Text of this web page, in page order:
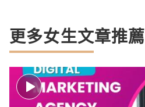
更多女生文章推薦